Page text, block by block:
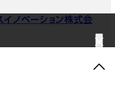
ています。このサイトを使用す
ー
ノベーション株式会